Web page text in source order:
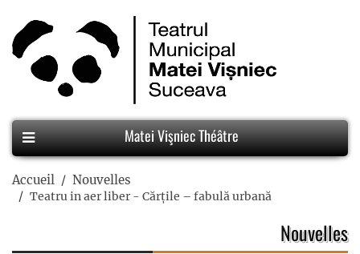
Matei Vişniec Théâtre
Accueil Nouvelles
Teatru in aer liber - Cărțile – fabulă urbană
Nouvelles